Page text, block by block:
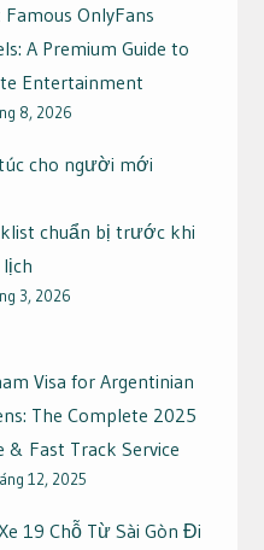
OnlyFans
A Premium Guide to
Entertainment
8, 2026
cho người mới
chuẩn bị trước khi
lịch
3, 2026
Visa for Argentinian
The Complete 2025
& Fast Track Service
12, 2025
19 Chỗ Từ Sài Gòn Đi